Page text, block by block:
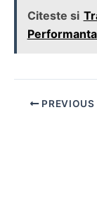
Citeste si
Post PREVIOUS